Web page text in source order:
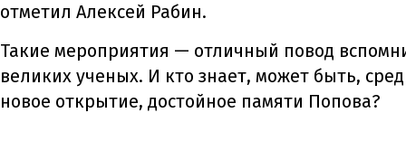
отметил Алексей Рабин.
Такие мероприятия — отличный повод
великих ученых. И кто знает, может быть,
новое открытие, достойное памяти Попова?